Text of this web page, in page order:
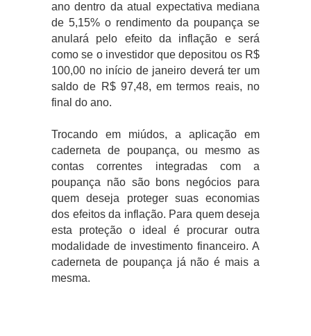
ano dentro da atual expectativa mediana
de 5,15% o rendimento da poupança se
anulará pelo efeito da inflação e será
como se o investidor que depositou os R$
100,00 no início de janeiro deverá ter um
saldo de R$ 97,48, em termos reais, no
final do ano.
Trocando em miúdos, a aplicação em
caderneta de poupança, ou mesmo as
contas correntes integradas com a
poupança não são bons negócios para
quem deseja proteger suas economias
dos efeitos da inflação. Para quem deseja
esta proteção o ideal é procurar outra
modalidade de investimento financeiro. A
caderneta de poupança já não é mais a
mesma.